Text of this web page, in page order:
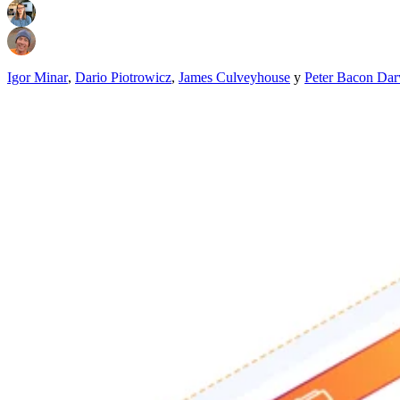
Igor Minar, Dario Piotrowicz, James Culveyhouse y Peter Bacon